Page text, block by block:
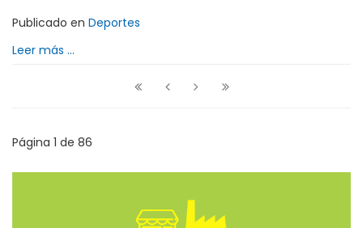
Publicado en Deportes
Leer más ...
Página 1 de 86